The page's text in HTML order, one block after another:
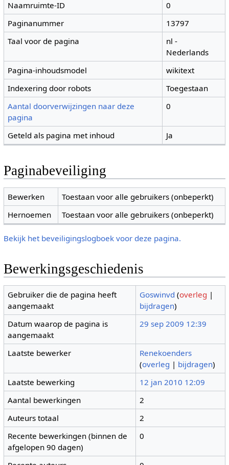
Naamruimte-ID
0
Paginanummer
13797
Taal voor de pagina
nl -
Nederlands
Pagina-inhoudsmodel
wikitext
Indexering door robots
Toegestaan
Aantal doorverwijzingen naar deze
pagina
0
Geteld als pagina met inhoud Ja
Paginabeveiliging
Bewerken
Toestaan voor alle gebruikers (onbeperkt)
Hernoemen
Toestaan voor alle gebruikers (onbeperkt)
Bekijk het beveiligingslogboek voor deze pagina.
Bewerkingsgeschiedenis
Gebruiker die de pagina heeft
aangemaakt
Goswinvd (overleg |
bijdragen)
Datum waarop de pagina is
aangemaakt
29 sep 2009 12:39
Laatste bewerker
Renekoenders
(overleg | bijdragen)
Laatste bewerking
12 jan 2010 12:09
Aantal bewerkingen
2
Auteurs totaal
2
Recente bewerkingen (binnen de
afgelopen 90 dagen)
0